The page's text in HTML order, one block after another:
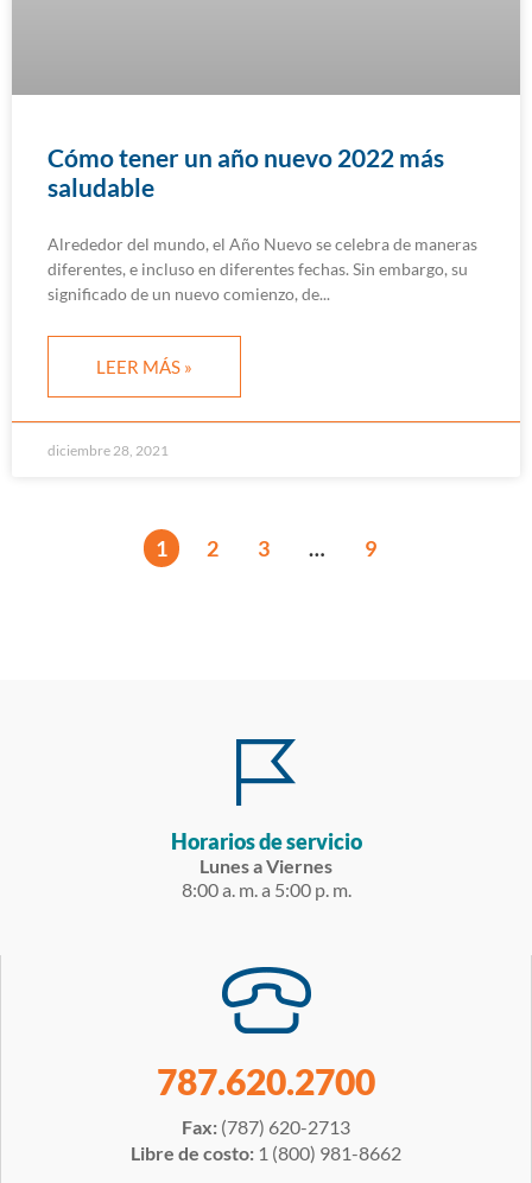
Cómo tener un año nuevo 2022 más
saludable
Alrededor del mundo, el Año Nuevo se celebra de maneras
diferentes, e incluso en diferentes fechas. Sin embargo, su
significado de un nuevo comienzo, de
LEER MÁS »
diciembre 28, 2021
1 2 3 … 9
Horarios de servicio
Lunes a Viernes
8:00 a. m. a 5:00 p. m.
787.620.2700
Fax: (787) 620-2713
Libre de costo: 1 (800) 981-8662